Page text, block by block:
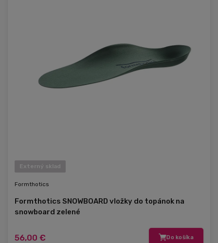
Externý sklad
Formthotics
Formthotics SNOWBOARD vložky do topánok na
snowboard zelené
56,00 € Do košíka